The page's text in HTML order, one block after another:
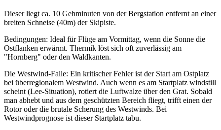
Dieser liegt ca. 10 Gehminuten von der Bergstation entfernt an einer
breiten Schneise (40m) der Skipiste.
Bedingungen: Ideal für Flüge am Vormittag, wenn die Sonne die
Ostflanken erwärmt. Thermik löst sich oft zuverlässig am
"Hornberg" oder den Waldkanten.
Die Westwind-Falle: Ein kritischer Fehler ist der Start am Ostplatz
bei überregionalem Westwind. Auch wenn es am Startplatz windstill
scheint (Lee-Situation), rotiert die Luftwalze über den Grat. Sobald
man abhebt und aus dem geschützten Bereich fliegt, trifft einen der
Rotor oder die brutale Scherung des Westwinds. Bei
Westwindprognose ist dieser Startplatz tabu.